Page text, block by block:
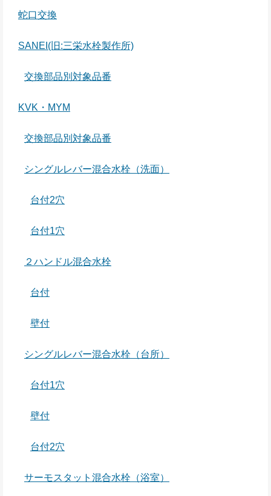
蛇口交換
SANEI(旧:三栄水栓製作所)
交換部品別対象品番
KVK・MYM
交換部品別対象品番
シングルレバー混合水栓（洗面）
台付2穴
台付1穴
２ハンドル混合水栓
台付
壁付
シングルレバー混合水栓（台所）
台付1穴
壁付
台付2穴
サーモスタット混合水栓（浴室）